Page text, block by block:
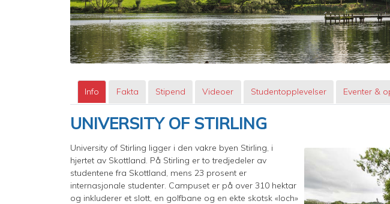
Info Fakta Stipend Videoer Studentopplevelser Eventer &
UNIVERSITY OF STIRLING
University of Stirling ligger i den vakre byen Stirling, i
hjertet av Skottland. På Stirling er to tredjedeler av
studentene fra Skottland, mens 23 prosent er
internasjonale studenter. Campuset er på over 310 hektar
og inkluderer et slott, en golfbane og en ekte skotsk «loch»